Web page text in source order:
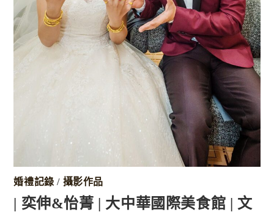
婚禮記錄 / 攝影作品
| 奕伸&怡菁 | 大中華國際美食館 | 文